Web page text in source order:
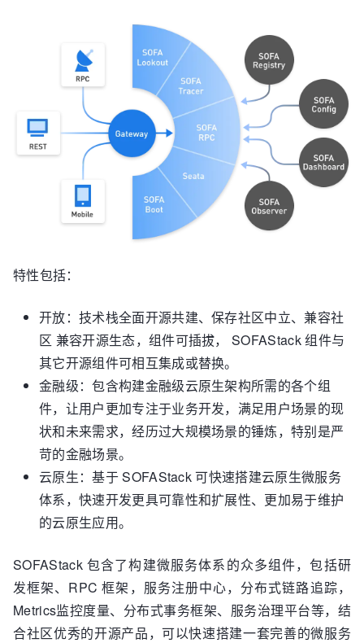
特性包括：
开放：技术栈全面开源共建、保存社区中立、兼容社
区 兼容开源生态，组件可插拔， SOFAStack 组件与
其它开源组件可相互集成或替换。
金融级：包含构建金融级云原生架构所需的各个组
件，让用户更加专注于业务开发，满足用户场景的现
状和未来需求，经历过大规模场景的锤炼，特别是严
苛的金融场景。
云原生：基于 SOFAStack 可快速搭建云原生微服务
体系，快速开发更具可靠性和扩展性、更加易于维护
的云原生应用。
SOFAStack 包含了构建微服务体系的众多组件，包括研
发框架、RPC 框架，服务注册中心，分布式链路追踪，
Metrics监控度量、分布式事务框架、服务治理平台等，结
合社区优秀的开源产品，可以快速搭建一套完善的微服务